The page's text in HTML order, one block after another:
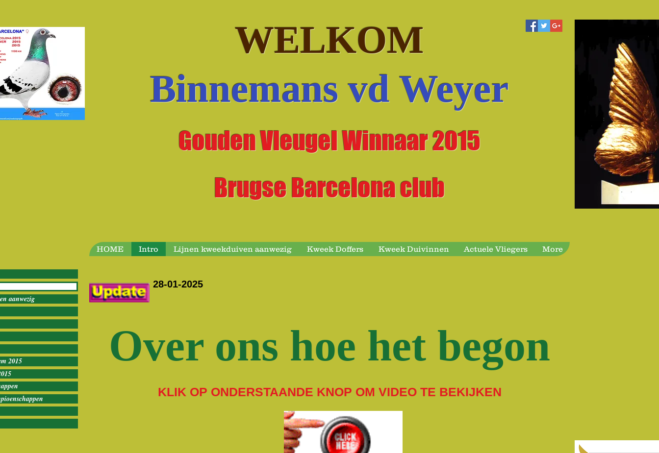
WELKOM
Binnemansvd Weyer
Gouden Vleugel Winnaar 2015
Brugse Barcelona club
HOME Intro Lijnen kweekduiven aanwezig Kweek Doffers Kweek Duivinnen Actuele Vliegers More
28-01-2025
Over ons hoe het begon
KLIK OP ONDERSTAANDE KNOP OM VIDEO TE BEKIJKEN
aanwezig
2015